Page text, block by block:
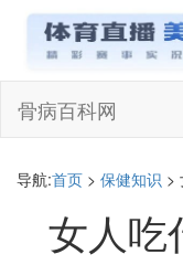
骨病百科网
导航:首页 > 保健知识 >
女人吃